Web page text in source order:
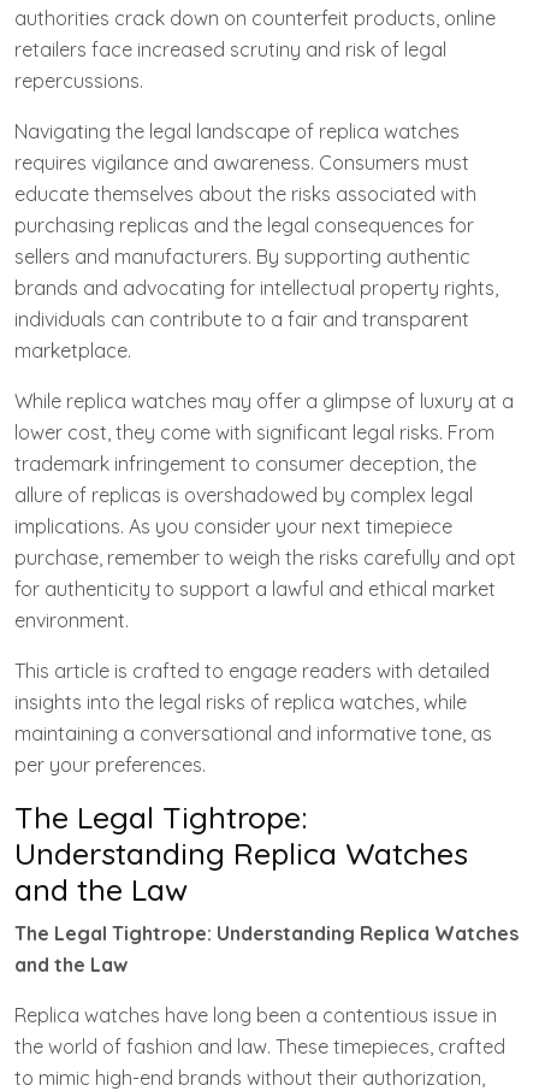
authorities crack down on counterfeit products, online
retailers face increased scrutiny and risk of legal
repercussions.
Navigating the legal landscape of replica watches
requires vigilance and awareness. Consumers must
educate themselves about the risks associated with
purchasing replicas and the legal consequences for
sellers and manufacturers. By supporting authentic
brands and advocating for intellectual property rights,
individuals can contribute to a fair and transparent
marketplace.
While replica watches may offer a glimpse of luxury at a
lower cost, they come with significant legal risks. From
trademark infringement to consumer deception, the
allure of replicas is overshadowed by complex legal
implications. As you consider your next timepiece
purchase, remember to weigh the risks carefully and opt
for authenticity to support a lawful and ethical market
environment.
This article is crafted to engage readers with detailed
insights into the legal risks of replica watches, while
maintaining a conversational and informative tone, as
per your preferences.
The Legal Tightrope:
Understanding Replica Watches
and the Law
The Legal Tightrope: Understanding Replica Watches
and the Law
Replica watches have long been a contentious issue in
the world of fashion and law. These timepieces, crafted
to mimic high-end brands without their authorization,